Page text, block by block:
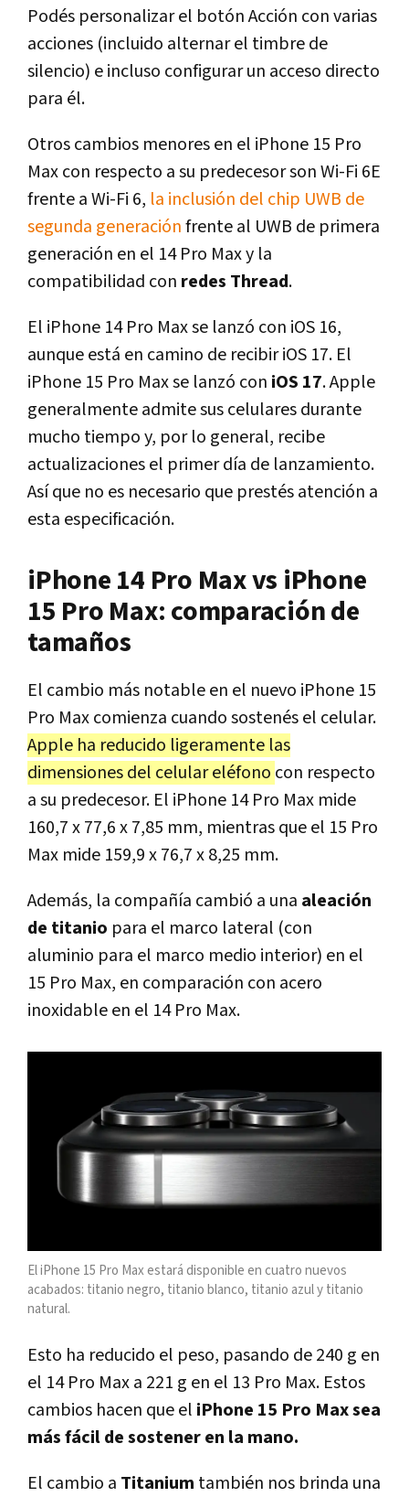
Podés personalizar el botón Acción con varias
acciones (incluido alternar el timbre de
silencio) e incluso configurar un acceso directo
para él.
Otros cambios menores en el iPhone 15 Pro
Max con respecto a su predecesor son Wi-Fi 6E
frente a Wi-Fi 6, la inclusión del chip UWB de
segunda generaciónfrente al UWB de primera
generación en el 14 Pro Max y la
compatibilidad con redes Thread.
El iPhone 14 Pro Max se lanzó con iOS 16,
aunque está en camino de recibir iOS 17. El
iPhone 15 Pro Max se lanzó con iOS 17. Apple
generalmente admite sus celulares durante
mucho tiempo y, por lo general, recibe
actualizaciones el primer día de lanzamiento.
Así que no es necesario que prestés atención a
esta especificación.
iPhone 14 Pro Max vs iPhone
15 Pro Max: comparación de
tamaños
El cambio más notable en el nuevo iPhone 15
Pro Max comienza cuando sostenés el celular.
Apple ha reducido ligeramente las
dimensiones del celular eléfono con respecto
a su predecesor. El iPhone 14 Pro Max mide
160,7 x 77,6 x 7,85 mm, mientras que el 15 Pro
Max mide 159,9 x 76,7 x 8,25 mm.
Además, la compañía cambió a una aleación
de titanio para el marco lateral (con
aluminio para el marco medio interior) en el
15 Pro Max, en comparación con acero
inoxidable en el 14 Pro Max.
El iPhone 15 Pro Max estará disponible en cuatro nuevos
acabados: titanio negro, titanio blanco, titanio azul y titanio
natural.
Esto ha reducido el peso, pasando de 240 g en
el 14 Pro Max a 221 g en el 13 Pro Max. Estos
cambios hacen que el iPhone 15 Pro Max sea
más fácil de sostener en la mano.
El cambio a Titanium también nos brinda una